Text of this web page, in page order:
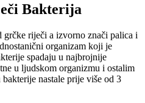
Bakterija
riječi a izvorno znači palica i
organizam koji je
spadaju u najbrojnije
u ljudskom organizmu i ostalim
bakterije nastale prije više od 3